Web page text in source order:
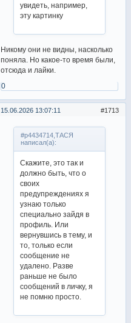
увидеть, например,
эту картинку
Никому они не видны, насколько
поняла. Но какое-то время были,
отсюда и лайки.
0
1713
15.06.2026 13:07:11
#p4434714,ТАСЯ
написал(а):
Скажите, это так и
должно быть, что о
своих
предупреждениях я
узнаю только
специально зайдя в
профиль. Или
вернувшись в тему, и
то, только если
сообщение не
удалено. Разве
раньше не было
сообщений в личку, я
не помню просто.